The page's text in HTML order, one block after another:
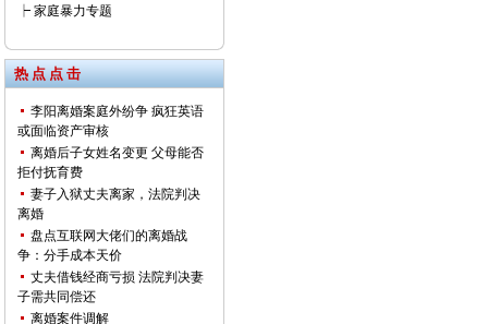
┝ 家庭暴力专题
热 点 点 击
李阳离婚案庭外纷争 疯狂英语
或面临资产审核
离婚后子女姓名变更 父母能否
拒付抚育费
妻子入狱丈夫离家，法院判决
离婚
盘点互联网大佬们的离婚战
争：分手成本天价
丈夫借钱经商亏损 法院判决妻
子需共同偿还
离婚案件调解